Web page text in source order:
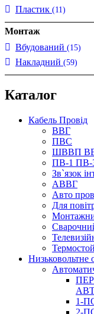
Пластик (11)
Монтаж
Вбудований (15)
Накладний (59)
Каталог
Кабель Провід
ВВГ
ПВС
ШВВП
ПВ-1
Зв`язок
АВВГ
Авто
Для
Низьковольтне
1-
2-